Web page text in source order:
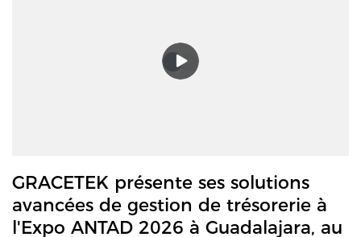
GRACETEK présente ses solutions
avancées de gestion de trésorerie à
l'Expo ANTAD 2026 à Guadalajara, au